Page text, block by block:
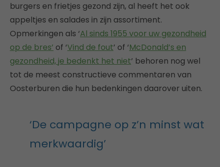
burgers en frietjes gezond zijn, al heeft het ook
appeltjes en salades in zijn assortiment.
Opmerkingen als ‘Al sinds 1955 voor uw gezondheid
op de bres’ of ‘Vind de fout’ of ‘McDonald’s en
gezondheid, je bedenkt het niet’ behoren nog wel
tot de meest constructieve commentaren van
Oosterburen die hun bedenkingen daarover uiten.
‘De campagne op z’n minst wat
merkwaardig’